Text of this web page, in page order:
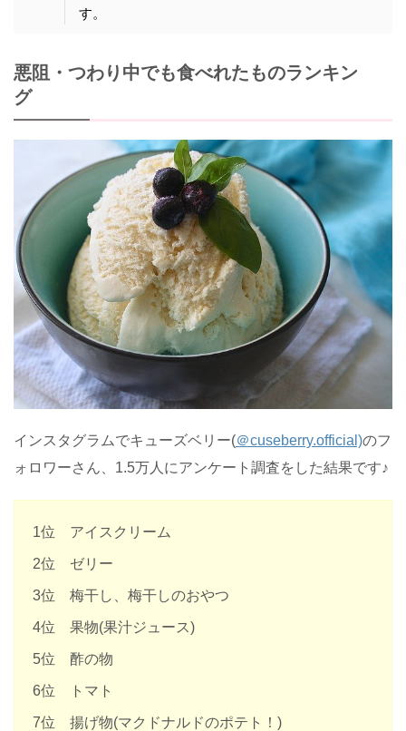
す。
悪阻・つわり中でも食べれたものランキン
グ
インスタグラムでキューズベリー(＠cuseberry.official)のフ
ォロワーさん、1.5万人にアンケート調査をした結果です♪
1位 アイスクリーム
2位 ゼリー
3位 梅干し、梅干しのおやつ
4位 果物(果汁ジュース)
5位 酢の物
6位 トマト
7位 揚げ物(マクドナルドのポテト！)